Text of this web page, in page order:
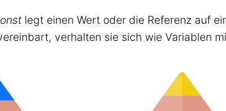
legt einen Wert oder die Referenz auf
verhalten sie sich wie Variablen